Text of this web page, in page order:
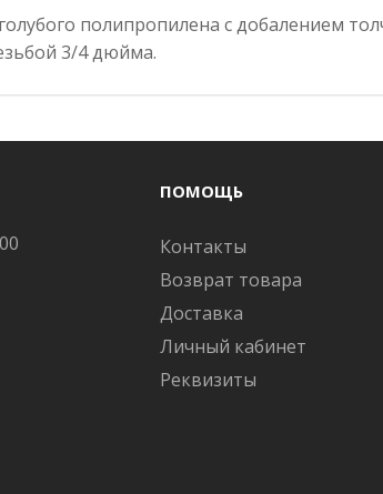
полипропилена с добалением
3/4 дюйма.
ПОМОЩЬ
Контакты
Возврат товара
Доставка
Личный кабинет
Реквизиты